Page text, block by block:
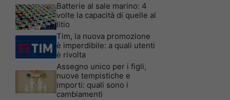
Batterie al sale marino: 4
volte la capacità di quelle al
litio
Tim, la nuova promozione
è imperdibile: a quali utenti
è rivolta
Assegno unico per i figli,
nuove tempistiche e
importi: quali sono i
cambiamenti